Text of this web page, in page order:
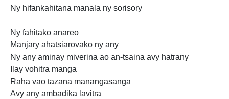
Ny hifankahitana manala ny sorisory
Ny fahitako anareo
Manjary ahatsiarovako ny any
Ny any aminay miverina ao an-tsaina avy hatrany
Ilay vohitra manga
Raha vao tazana manangasanga
Avy any ambadika lavitra